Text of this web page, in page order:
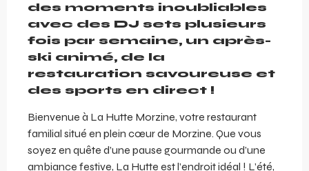
des moments inoubliables
avec des DJ sets plusieurs
fois par semaine, un après-
ski animé, de la
restauration savoureuse et
des sports en direct !
Bienvenue à La Hutte Morzine, votre restaurant
familial situé en plein cœur de Morzine. Que vous
soyez en quête d’une pause gourmande ou d’une
ambiance festive, La Hutte est l’endroit idéal ! L’été,